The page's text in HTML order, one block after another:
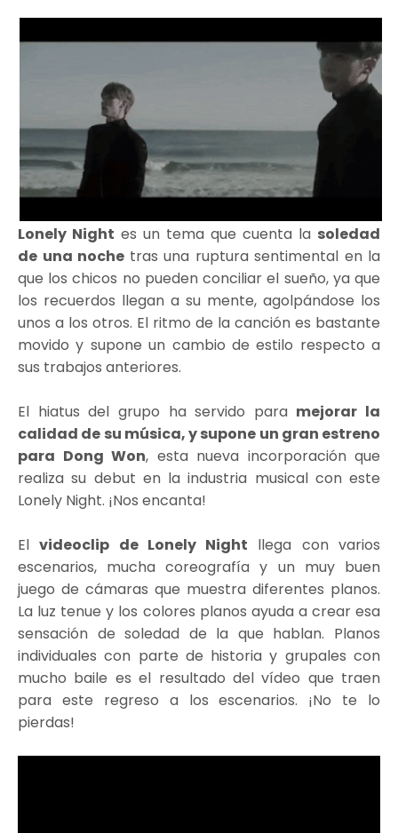
Lonely Night es un tema que cuenta la soledad
de una noche tras una ruptura sentimental en la
que los chicos no pueden conciliar el sueño, ya que
los recuerdos llegan a su mente, agolpándose los
unos a los otros. El ritmo de la canción es bastante
movido y supone un cambio de estilo respecto a
sus trabajos anteriores.
El hiatus del grupo ha servido para mejorar la
calidad de su música, y supone un gran estreno
para Dong Won, esta nueva incorporación que
realiza su debut en la industria musical con este
Lonely Night. ¡Nos encanta!
Elvideoclip de Lonely Night llega con varios
escenarios, mucha coreografía y un muy buen
juego de cámaras que muestra diferentes planos.
La luz tenue y los colores planos ayuda a crear esa
sensación de soledad de la que hablan. Planos
individuales con parte de historia y grupales con
mucho baile es el resultado del vídeo que traen
para este regreso a los escenarios. ¡No te lo
pierdas!